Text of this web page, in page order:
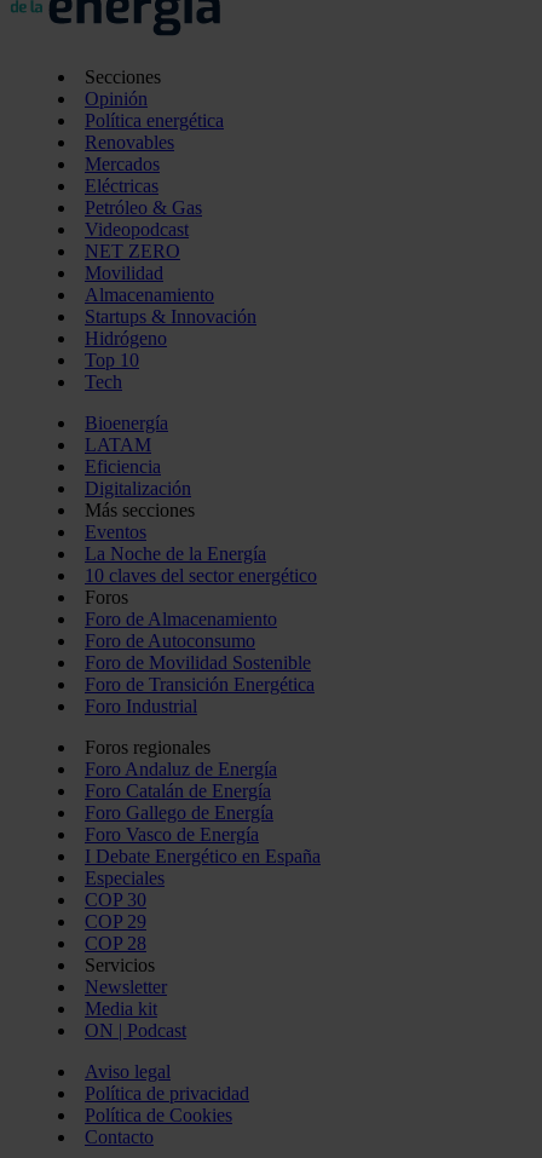
Secciones
Opinión
Política energética
Renovables
Mercados
Eléctricas
Petróleo & Gas
Videopodcast
NET ZERO
Movilidad
Almacenamiento
Startups & Innovación
Hidrógeno
Top 10
Tech
Bioenergía
LATAM
Eficiencia
Digitalización
Más secciones
Eventos
La Noche de la Energía
10 claves del sector energético
Foros
Foro de Almacenamiento
Foro de Autoconsumo
Foro de Movilidad Sostenible
Foro de Transición Energética
Foro Industrial
Foros regionales
Foro Andaluz de Energía
Foro Catalán de Energía
Foro Gallego de Energía
Foro Vasco de Energía
I Debate Energético en España
Especiales
COP 30
COP 29
COP 28
Servicios
Newsletter
Media kit
ON | Podcast
Aviso legal
Política de privacidad
Política de Cookies
Contacto